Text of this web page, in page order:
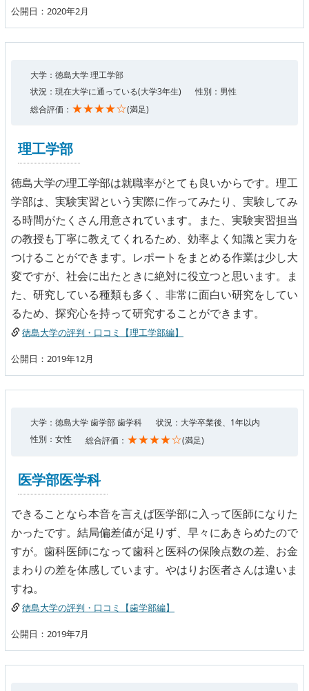
公開日：2020年2月
大学：徳島大学 理工学部
状況：現在大学に通っている(大学3年生)
性別：男性
総合評価： ★★★★☆(満足)
理工学部
徳島大学の理工学部は就職率がとても良いからです。理工
学部は、実験実習という実際に作ってみたり、実験してみ
る時間がたくさん用意されています。また、実験実習担当
の教授も丁寧に教えてくれるため、効率よく知識と実力を
つけることができます。レポートをまとめる作業は少し大
変ですが、社会に出たときに絶対に役立つと思います。ま
た、研究している種類も多く、非常に面白い研究をしてい
るため、探究心を持って研究することができます。
徳島大学の評判・口コミ【理工学部編】
公開日：2019年12月
大学：徳島大学 歯学部 歯学科
状況：大学卒業後、1年以内
性別：女性
総合評価： ★★★★☆(満足)
医学部医学科
できることなら本音を言えば医学部に入って医師になりた
かったです。結局偏差値が足りず、早々にあきらめたので
すが。歯科医師になって歯科と医科の保険点数の差、お金
まわりの差を体感しています。やはりお医者さんは違いま
すね。
徳島大学の評判・口コミ【歯学部編】
公開日：2019年7月